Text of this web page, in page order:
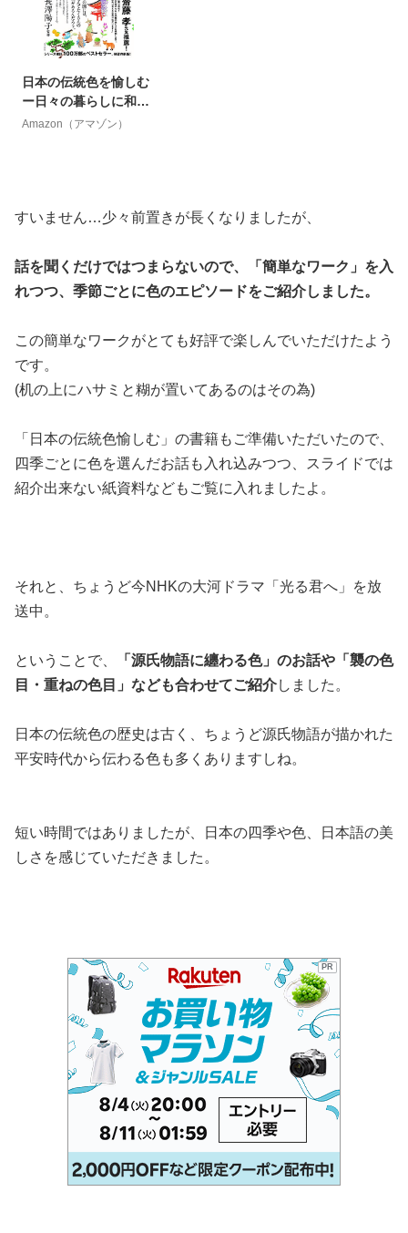
日本の伝統色を愉しむ
ー日々の暮らしに和の
彩りをー
Amazon（アマゾン）
すいません…少々前置きが長くなりましたが、
話を聞くだけではつまらないので、「簡単なワーク」を入
れつつ、季節ごとに色のエピソードをご紹介しました。
この簡単なワークがとても好評で楽しんでいただけたよう
です。
(机の上にハサミと糊が置いてあるのはその為)
「日本の伝統色愉しむ」の書籍もご準備いただいたので、
四季ごとに色を選んだお話も入れ込みつつ、スライドでは
紹介出来ない紙資料などもご覧に入れましたよ。
それと、ちょうど今NHKの大河ドラマ「光る君へ」を放
送中。
ということで、
「源氏物語に纏わる色」のお話や「襲の色
目・重ねの色目」なども合わせてご紹介しました。
日本の伝統色の歴史は古く、ちょうど源氏物語が描かれた
平安時代から伝わる色も多くありますしね。
短い時間ではありましたが、日本の四季や色、日本語の美
しさを感じていただきました。
PR